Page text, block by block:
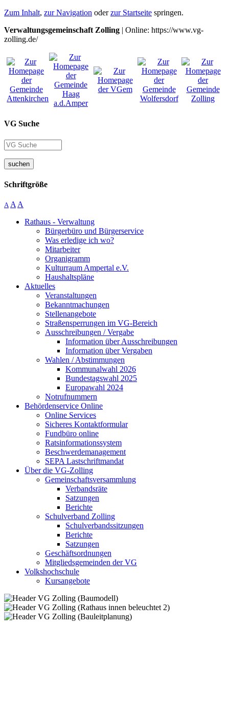
Zum Inhalt, zur Navigation oderzur Startseite springen.
Verwaltungsgemeinschaft Zolling | Online: https://www.vg-
zolling.de/
VG Suche
suchen
Schriftgröße
A A A
Rathaus - Verwaltung
Bürgerbüro und Bürgerservice
Was erledige ich wo?
Mitarbeiter
Organigramm
Kulturraum Ampertal e.V.
Haushaltspläne
Aktuelles
Veranstaltungen
Bekanntmachungen
Stellenangebote
Straßensperrungen im VG-Bereich
Ausschreibungen / Vergabe
Information über Ausschreibungen
Information über Vergaben
Wahlen / Abstimmungen
Kommunalwahl 2026
Bundestagswahl 2025
Europawahl 2024
Notrufnummern
Behördenservice Online
Online Services
Sicheres Kontaktformular
Fundbüro online
Ratsinformationssystem
Beschwerdemanagement
SEPA Lastschriftmandat
Über die VG-Zolling
Gemeinschaftsversammlung
Verbandsräte
Satzungen
Berichte
Schulverband Zolling
Schulverbandssitzungen
Berichte
Satzungen
Geschäftsordnungen
Mitgliedsgemeinden der VG
Volkshochschule
Kursangebote